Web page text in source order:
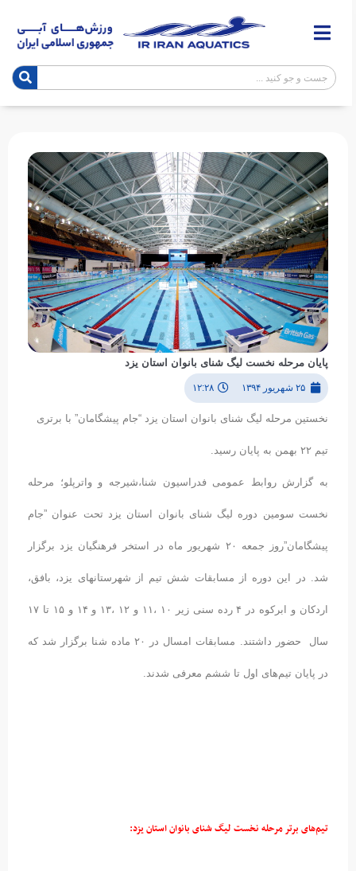
پایان مرحله نخست لیگ شنای بانوان استان یزد
۲۵ شهریور ۱۳۹۴ ۱۲:۲۸
نخستین مرحله لیگ شنای بانوان استان یزد “جام پیشگامان” با برتری
تیم ۲۲ بهمن به پایان رسید.
به گزارش روابط عمومی فدراسیون شنا،شیرجه و واترپلو؛ مرحله
نخست سومین دوره لیگ شنای بانوان استان یزد تحت عنوان ”جام
پیشگامان”روز جمعه ۲۰ شهریور ماه در استخر فرهنگیان یزد برگزار
شد. در این دوره از مسابقات شش تیم از شهرستانهای یزد، بافق،
اردکان و ابرکوه در ۴ رده سنی زیر ۱۰ ،۱۱ و ۱۲ ،۱۳ و ۱۴ و ۱۵ تا ۱۷
سال حضور داشتند. مسابقات امسال در ۲۰ ماده شنا برگزار شد که
در پایان تیم‌های اول تا ششم معرفی شدند.
تیم‌های برتر مرحله نخست لیگ شنای بانوان استان یزد: